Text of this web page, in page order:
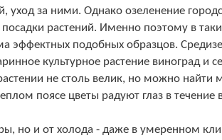
уход за ними. Однако озеленение
растений. Именно поэтому в
эффектных подобных образцов.
культурное растение виноград и
не столь велик, но можно найти
поясе цветы радуют глаз в
но и от холода - даже в умеренном